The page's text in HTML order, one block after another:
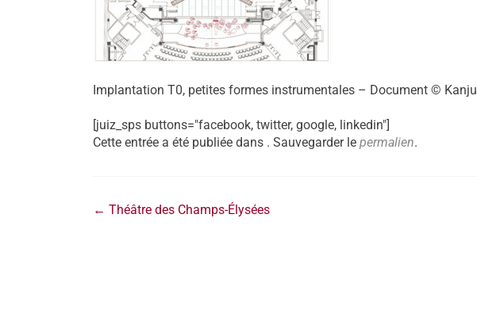
Implantation T0, petites formes instrumentales – Document © Kanju
[juiz_sps buttons="facebook, twitter, google, linkedin"]
Cette entrée a été publiée dans . Sauvegarder le permalien.
← Théâtre des Champs-Élysées